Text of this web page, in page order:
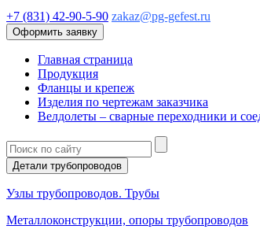
+7 (831) 42-90-5-90 zakaz@pg-gefest.ru
Оформить заявку
Главная страница
Продукция
Фланцы и крепеж
Изделия по чертежам заказчика
Велдолеты – сварные переходники и
Детали трубопроводов
Узлы трубопроводов. Трубы
Металлоконструкции, опоры трубопроводов